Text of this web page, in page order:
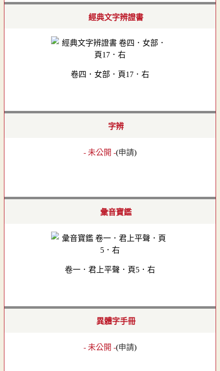
經典文字辨證書
卷四．女部．頁17．右
字辨
- 未公開 -(申請)
彙音寶鑑
卷一．君上平聲．頁5．右
異體字手冊
- 未公開 -(申請)